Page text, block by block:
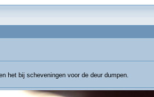
het bij scheveningen voor de deur dumpen.